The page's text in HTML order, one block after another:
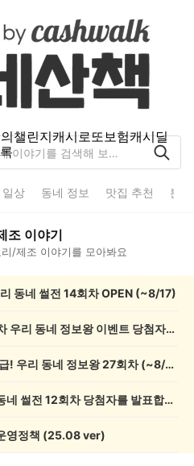
챌린지캐시로또보험캐시딜
일상 동네 정보 맛집 추천 분
조 이야기
리/제조 이야기를 모아봐요
동네 썰전 14회차 OPEN (~8/17)
💰[당첨자 발표] 26회차 우리 동네 정보왕 이벤트 당첨자를 발표합니다!
💸 전원 2,000캐시 지급! 우리 동네 정보왕 27회차 (~8/10)
💰[당첨자 발표] 우리 동네 썰전 12회차 당첨자를 발표합니다!
영정책 (25.08 ver)